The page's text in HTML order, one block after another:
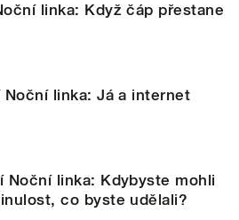
linka: Když čáp přestane
linka: Já a internet
Noční linka: Kdybyste mohli
co byste udělali?